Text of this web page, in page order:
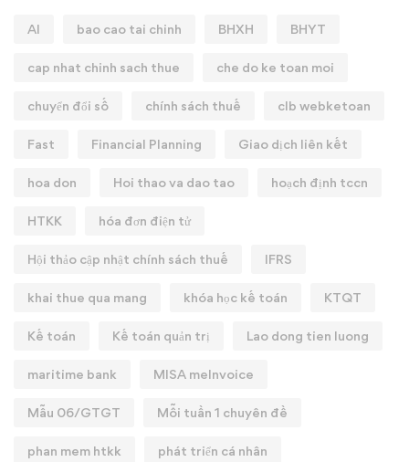
AI bao cao tai chinh BHXH BHYT
cap nhat chinh sach thue che do ke toan moi
chuyển đổi số chính sách thuế clb webketoan
Fast Financial Planning Giao dịch liên kết
hoa don Hoi thao va dao tao hoạch định tccn
HTKK hóa đơn điện tử
Hội thảo cập nhật chính sách thuế IFRS
khai thue qua mang khóa học kế toán KTQT
Kế toán Kế toán quản trị Lao dong tien luong
maritime bank MISA meInvoice
Mẫu 06/GTGT Mỗi tuần 1 chuyên đề
phan mem htkk phát triển cá nhân